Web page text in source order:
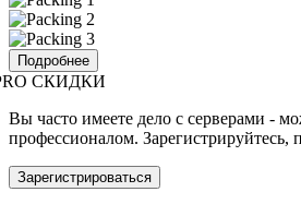
Подробнее
СКИДКИ
Вы часто имеете дело с серверами -
профессионалом. Зарегистрируйтесь,
Зарегистрироваться